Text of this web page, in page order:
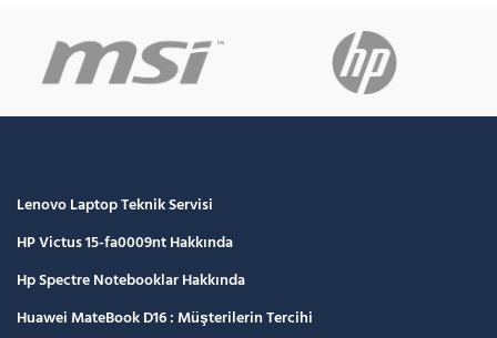
Lenovo Laptop Teknik Servisi
HP Victus 15-fa0009nt Hakkında
Hp Spectre Notebooklar Hakkında
Huawei MateBook D16 : Müşterilerin Tercihi